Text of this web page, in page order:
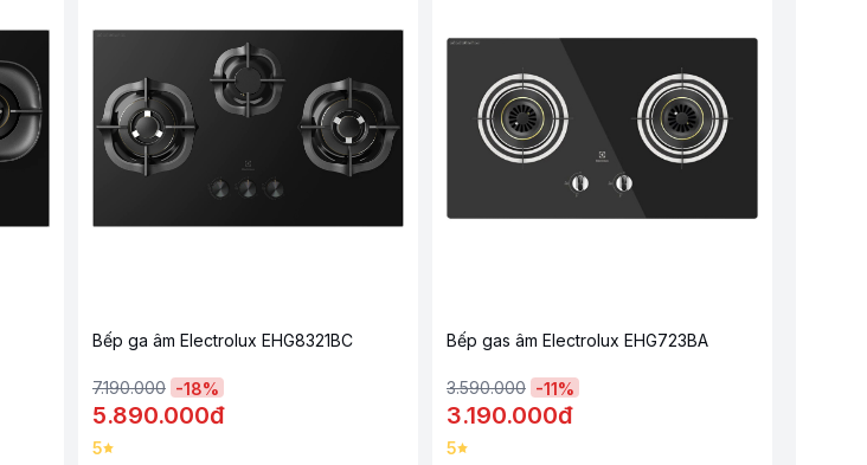
Bếp ga âm Electrolux EHG8321BC
7.190.000 -18%
5.890.000đ
5
Bếp gas âm Electrolux EHG723BA
3.590.000 -11%
3.190.000đ
5